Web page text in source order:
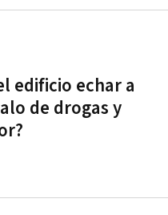
edificio echar a
de drogas y